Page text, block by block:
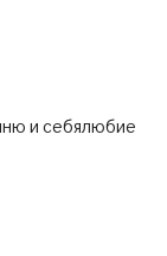
и себялюбие